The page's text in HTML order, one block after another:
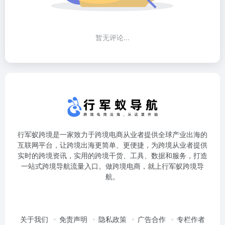
暂无评论...
行军蚁跨境是一家致力于跨境电商从业者提供全球产业出海的
互联网平台，让跨境出海更简单、更便捷，为跨境从业者提供
实时的跨境资讯，实用的跨境干货、工具、数据和服务，打造
一站式跨境导航流量入口。做跨境电商，就上行军蚁跨境导
航。
关于我们 免责声明 隐私政策 广告合作
专栏作者